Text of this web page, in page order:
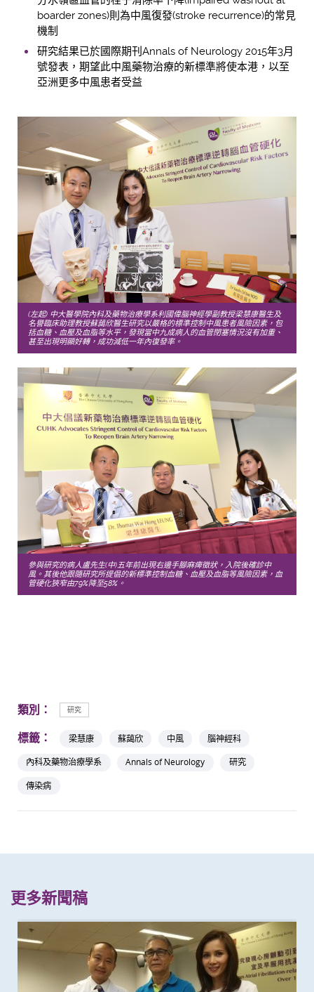
boarder zones)則為中風復發(stroke recurrence)的常見
機制
研究結果已於國際期刊Annals of Neurology 2015年3月
號發表，期望此中風藥物治療的新標準將使本港，以至
亞洲更多中風患者受益
(左起) 中大醫學院內科及藥物治療學系利國偉腦神經學副教授梁慧康醫生及
名譽臨床助理教授蘇藹欣醫生研究以嚴格的標準控制中風患者風險因素，包
括血糖、血壓及血脂等水平，發現當中九成病人的血管閉塞情況沒有加重、
甚至出現明顯好轉，成功減低一年內復發率。
參與研究的病人盧先生(中)五年前出現右邊手腳麻痺徵狀，入院後確診中
風。其後他跟隨研究所提倡的新標準控制血糖、血壓及血脂等風險因素，血
管硬化狹窄由79%降至58%。
類別： 研究
標籤： 梁慧康 蘇藹欣 中風
腦神經科
內科及藥物治療學系
Annals of Neurology
研究
傳染病
更多新聞稿